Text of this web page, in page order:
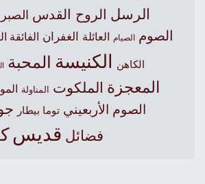
الرسل الروح القدس الصبر
الصوم الصيام العائلة الغفران الفائقة
الكاهن الكنيسةالمحبة
المعجزة الملكوت المناولة الموت
الصوم الأربعيني توما بيطار
فضائل قديس